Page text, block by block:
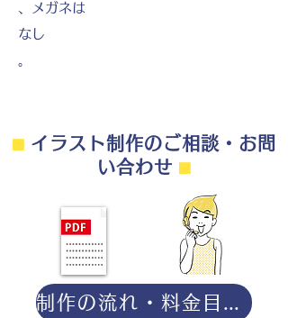
、メガネは
なし
。
⬛︎イラスト制作のご相談・お問
い合わせ ⬛︎